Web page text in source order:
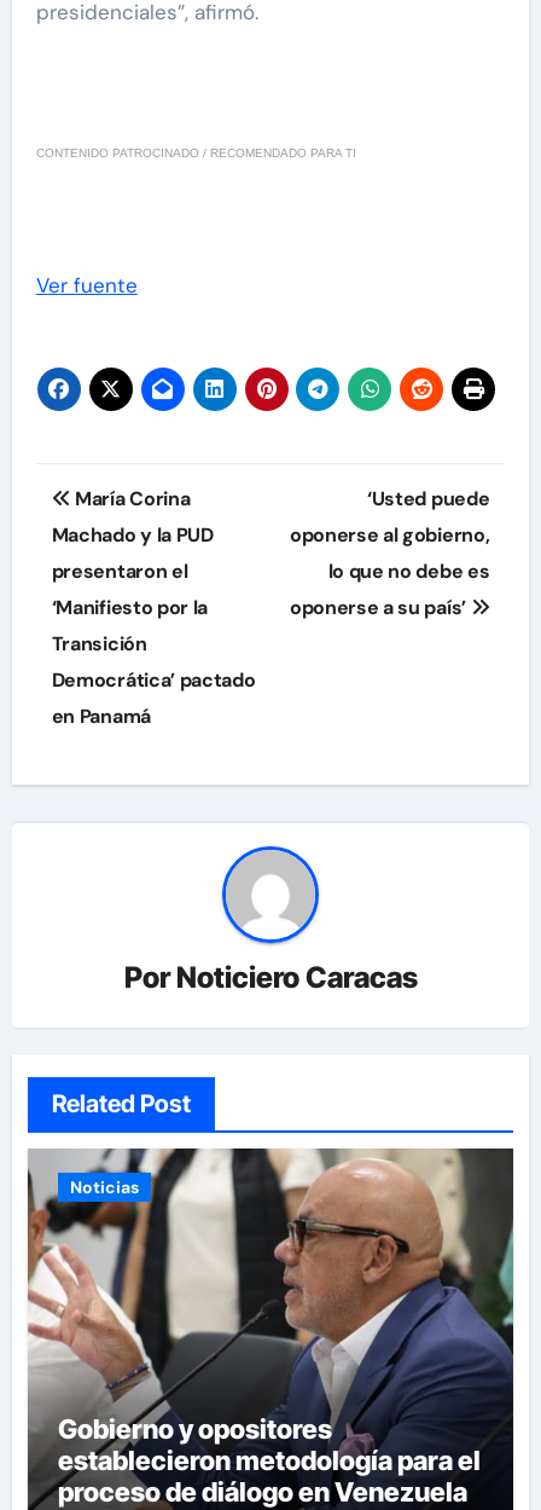
presidenciales”, afirmó.
CONTENIDO PATROCINADO / RECOMENDADO PARA TI
Ver fuente
Navegación
de
entradas
María Corina
Machado y la PUD
presentaron el
‘Manifiesto por la
Transición
Democrática’ pactado
en Panamá
‘Usted puede
oponerse al gobierno,
lo que no debe es
oponerse a su país’
PorNoticiero Caracas
Related Post
Noticias
Gobierno y opositores
establecieron metodología para el
proceso de diálogo en Venezuela